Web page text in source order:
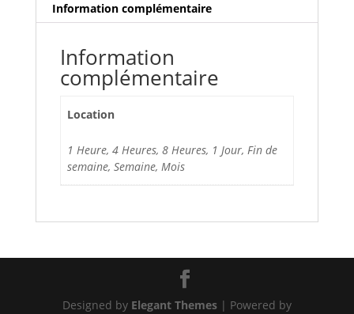
Information complémentaire
Information
complémentaire
Location
1 Heure, 4 Heures, 8 Heures, 1 Jour, Fin de
semaine, Semaine, Mois
Designed by Elegant Themes| Powered by